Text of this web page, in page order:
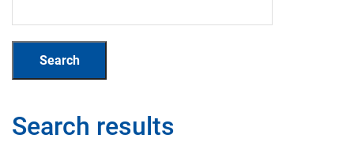
Search results